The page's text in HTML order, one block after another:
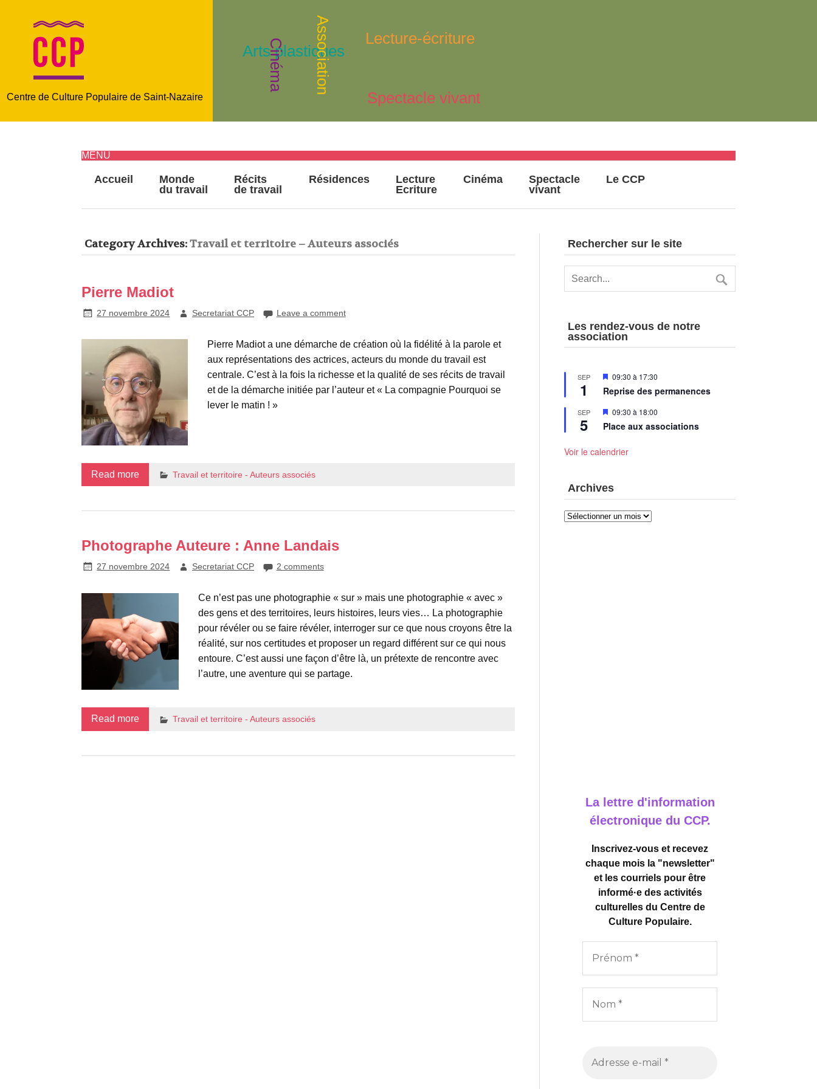
Centre de Culture Populaire de Saint-Nazaire Spectacle vivant
Lecture-écriture
Arts plastiques
Cinéma Association
MENU
Accueil
Monde
du travail
Récits
de travail
Résidences
Lecture
Ecriture
Cinéma
Spectacle
vivant
Le CCP
Category Archives:Travail et territoire – Auteurs associés
Pierre Madiot
27 novembre 2024 Secretariat CCP Leave a comment
Pierre Madiot a une démarche de création où la fidélité à la parole et
aux représentations des actrices, acteurs du monde du travail est
centrale. C’est à la fois la richesse et la qualité de ses récits de travail
et de la démarche initiée par l’auteur et « La compagnie Pourquoi se
lever le matin ! »
Read more Travail et territoire - Auteurs associés
Photographe Auteure : Anne Landais
27 novembre 2024 Secretariat CCP 2 comments
Ce n’est pas une photographie « sur » mais une photographie « avec »
des gens et des territoires, leurs histoires, leurs vies… La photographie
pour révéler ou se faire révéler, interroger sur ce que nous croyons être la
réalité, sur nos certitudes et proposer un regard différent sur ce qui nous
entoure. C’est aussi une façon d’être là, un prétexte de rencontre avec
l’autre, une aventure qui se partage.
Read more Travail et territoire - Auteurs associés
Rechercher sur le site
Les rendez-vous de notre
association
SEP
1
Mis
avant
09:30 à 17:30
Reprise des permanences
SEP
5
Mis
avant
09:30 à 18:00
Place aux associations
Voir le calendrier
Archives
Archives
La lettre d'information
électronique du CCP.
Inscrivez-vous et recevez
chaque mois la "newsletter"
et les courriels pour être
informé·e des activités
culturelles du Centre de
Culture Populaire.